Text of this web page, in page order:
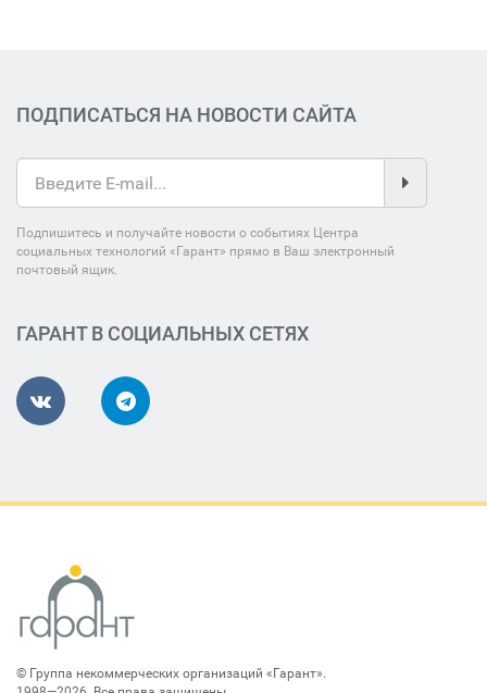
ПОДПИСАТЬСЯ НА НОВОСТИ САЙТА
Подпишитесь и получайте новости о событиях Центра
социальных технологий «Гарант» прямо в Ваш электронный
почтовый ящик.
ГАРАНТ В СОЦИАЛЬНЫХ СЕТЯХ
© Группа некоммерческих организаций «Гарант».